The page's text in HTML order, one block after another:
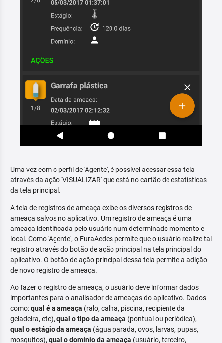
Uma vez com o perfil de 'Agente', é possível acessar essa tela
através da ação 'VISUALIZAR' que está no cartão de estatísticas
da tela principal.
A tela de registros de ameaça exibe os diversos registros de
ameaça salvos no aplicativo. Um registro de ameaça é uma
ameaça identificada pelo usuário num determinado momento e
local. Como 'Agente', o FuraAedes permite que o usuário realize tal
registro através do botão de ação principal na tela principal do
aplicativo. O botão de ação principal dessa tela permite a adição
de novo registro de ameaça.
Ao fazer o registro de ameaça, o usuário deve informar dados
importantes para o analisador de ameaças do aplicativo. Dados
como:qual é a ameaça (ralo, calha, piscina, recipiente da
geladeira, etc), qual o tipo da ameaça (pontual ou periódica),
qual o estágio da ameaça (água parada, ovos, larvas, pupas,
mosquitos), qual o domínio da ameaça (usuário, terceiro,